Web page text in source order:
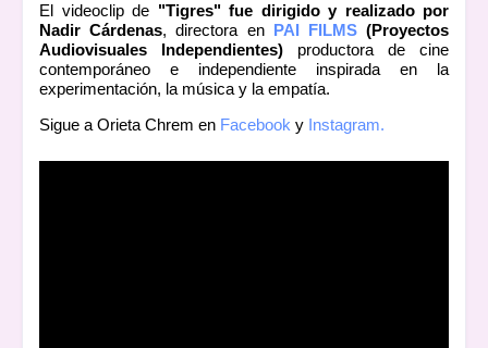
El videoclip de "Tigres" fue dirigido y realizado por
Nadir Cárdenas, directora en PAI FILMS(Proyectos
Audiovisuales Independientes) productora de cine
contemporáneo e independiente inspirada en la
experimentación, la música y la empatía.
Sigue a Orieta Chrem en Facebook y Instagram.